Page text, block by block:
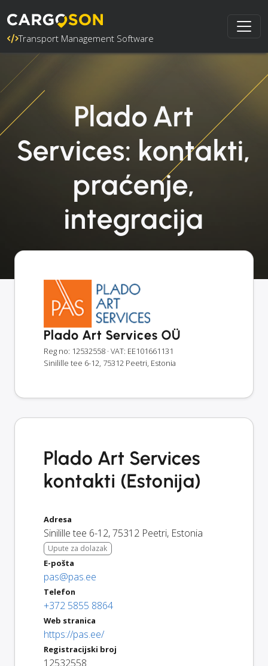
Transport Management Software
Plado Art
Services: kontakti,
praćenje,
integracija
Plado Art Services OÜ
Reg no: 12532558 · VAT: EE101661131
Sinilille tee 6-12, 75312 Peetri, Estonia
Plado Art Services
kontakti (Estonija)
Adresa
Sinilille tee 6-12,75312 Peetri, Estonia
Upute za dolazak
E-pošta
pas@pas.ee
Telefon
+372 5855 8864
Web stranica
https://pas.ee/
Registracijski broj
12532558